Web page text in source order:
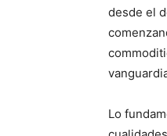
desde el
Lo